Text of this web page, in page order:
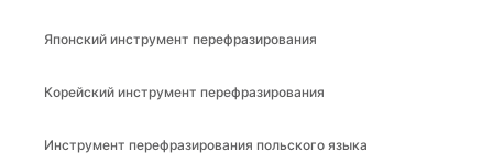
Японский инструмент перефразирования
Корейский инструмент перефразирования
Инструмент перефразирования польского языка